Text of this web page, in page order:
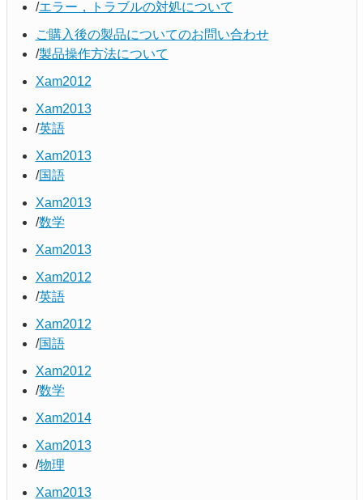
エラー，トラブルの対処について
ご購入後の製品についてのお問い合わせ
製品操作方法について
Xam2012
Xam2013
英語
Xam2013
国語
Xam2013
数学
Xam2013
Xam2012
英語
Xam2012
国語
Xam2012
数学
Xam2014
Xam2013
物理
Xam2013